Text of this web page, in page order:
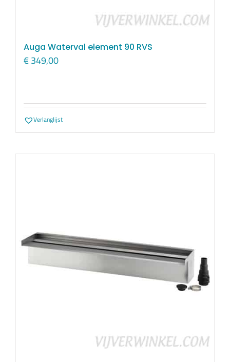
Auga Waterval element 90 RVS
€349,00
Verlanglijst